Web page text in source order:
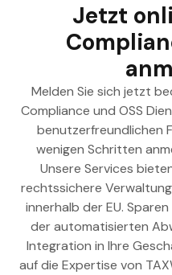
Jetzt
Melden Sie sich jetzt
Compliance und OSS
benutzerfreundlichen
wenigen Schritten
Unsere Services
rechtssichere
innerhalb der EU.
der automatisierten
Integration in Ihre
auf die Expertise von